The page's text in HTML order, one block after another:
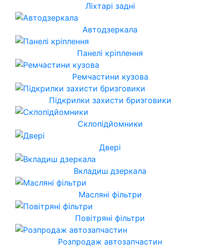
Ліхтарі задні
Автодзеркала
Панелі кріплення
Ремчастини кузова
Підкрилки захисти бризговики
Склопідйомники
Двері
Вкладиш дзеркала
Масляні фільтри
Повітряні фільтри
Розпродаж автозапчастин